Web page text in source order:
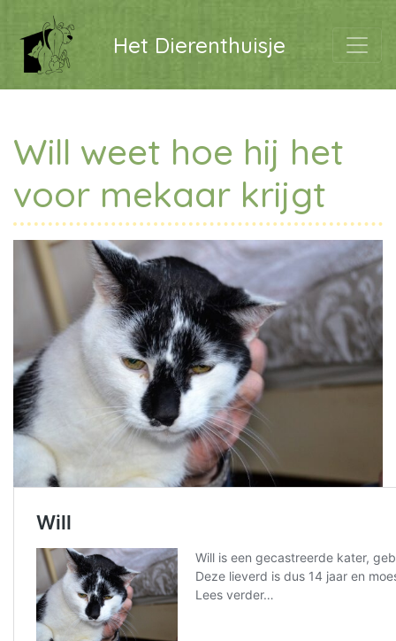
Het Dierenthuisje
Will weet hoe hij het
voor mekaar krijgt